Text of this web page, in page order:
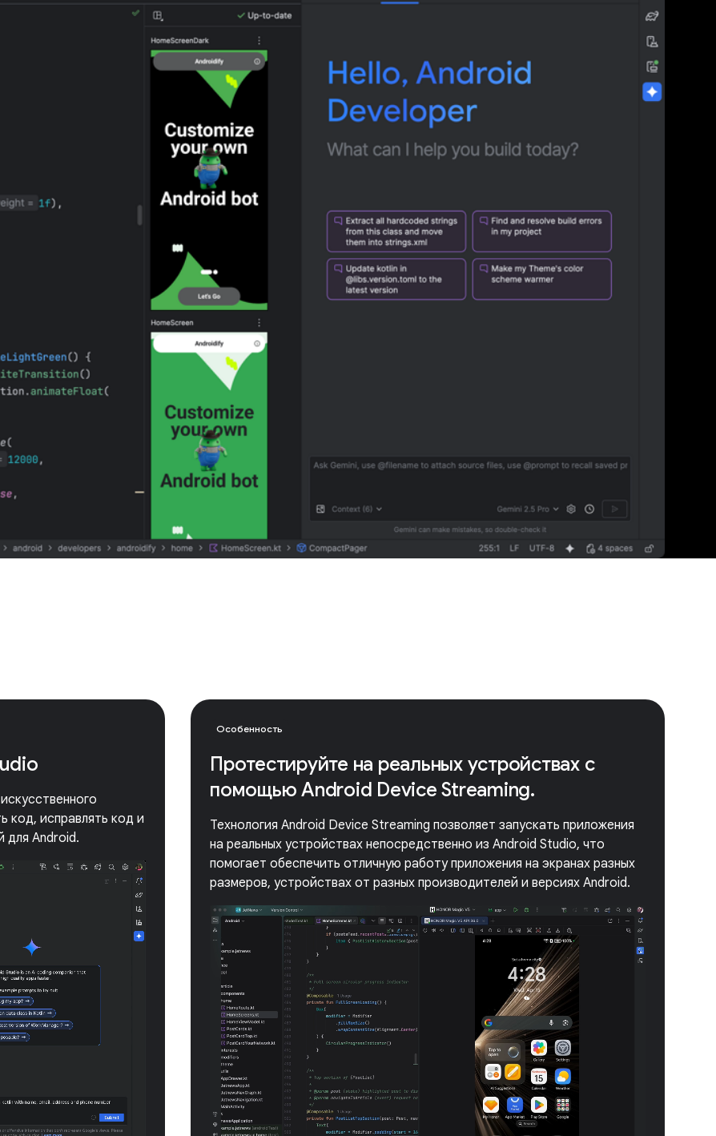
код, исправлять код и
для Android.
Особенность
Протестируйте на реальных устройствах с
помощью Android Device Streaming.
Технология Android Device Streaming позволяет запускать приложения
на реальных устройствах непосредственно из Android Studio, что
помогает обеспечить отличную работу приложения на экранах разных
размеров, устройствах от разных производителей и версиях Android.